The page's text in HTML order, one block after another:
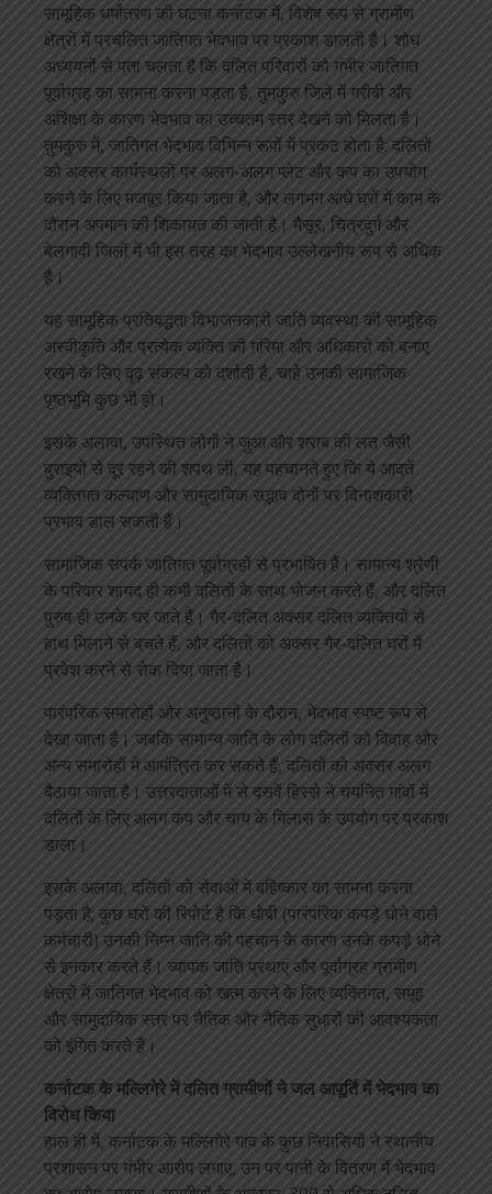
सामूहिक धर्मांतरण की घटना कर्नाटक में, विशेष रूप से ग्रामीण
क्षेत्रों में प्रचलित जातिगत भेदभाव पर प्रकाश डालती है। शोध
अध्ययनों से पता चलता है कि दलित परिवारों को गंभीर जातिगत
पूर्वाग्रह का सामना करना पड़ता है, तुमकुरु जिले में गरीबी और
अशिक्षा के कारण भेदभाव का उच्चतम स्तर देखने को मिलता है।
तुमकुरु में, जातिगत भेदभाव विभिन्न रूपों में प्रकट होता है: दलितों
को अक्सर कार्यस्थलों पर अलग-अलग प्लेट और कप का उपयोग
करने के लिए मजबूर किया जाता है, और लगभग आधे घरों में काम के
दौरान अपमान की शिकायत की जाती है। मैसूर, चित्रदुर्ग और
बेलगावी जिलों में भी इस तरह का भेदभाव उल्लेखनीय रूप से अधिक
है।
यह सामूहिक प्रतिबद्धता विभाजनकारी जाति व्यवस्था की सामूहिक
अस्वीकृति और प्रत्येक व्यक्ति की गरिमा और अधिकारों को बनाए
रखने के लिए दृढ़ संकल्प को दर्शाती है, चाहे उनकी सामाजिक
पृष्ठभूमि कुछ भी हो।
इसके अलावा, उपस्थित लोगों ने जुआ और शराब की लत जैसी
बुराइयों से दूर रहने की शपथ ली, यह पहचानते हुए कि ये आदतें
व्यक्तिगत कल्याण और सामुदायिक सद्भाव दोनों पर विनाशकारी
प्रभाव डाल सकती हैं।
सामाजिक संपर्क जातिगत पूर्वाग्रहों से प्रभावित हैं। सामान्य श्रेणी
के परिवार शायद ही कभी दलितों के साथ भोजन करते हैं, और दलित
पुरुष ही उनके घर जाते हैं। गैर-दलित अक्सर दलित व्यक्तियों से
हाथ मिलाने से बचते हैं, और दलितों को अक्सर गैर-दलित घरों में
प्रवेश करने से रोक दिया जाता है।
पारंपरिक समारोहों और अनुष्ठानों के दौरान, भेदभाव स्पष्ट रूप से
देखा जाता है। जबकि सामान्य जाति के लोग दलितों को विवाह और
अन्य समारोहों में आमंत्रित कर सकते हैं, दलितों को अक्सर अलग
बैठाया जाता है। उत्तरदाताओं में से दसवें हिस्से ने चयनित गांवों में
दलितों के लिए अलग कप और चाय के गिलास के उपयोग पर प्रकाश
डाला।
इसके अलावा, दलितों को सेवाओं में बहिष्कार का सामना करना
पड़ता है; कुछ घरों की रिपोर्ट है कि धोबी (पारंपरिक कपड़े धोने वाले
कर्मचारी) उनकी निम्न जाति की पहचान के कारण उनके कपड़े धोने
से इनकार करते हैं। व्यापक जाति प्रथाएं और पूर्वाग्रह ग्रामीण
क्षेत्रों में जातिगत भेदभाव को खत्म करने के लिए व्यक्तिगत, समूह
और सामुदायिक स्तर पर नैतिक और नैतिक सुधारों की आवश्यकता
को इंगित करते हैं।
कर्नाटक के मल्लिगेरे में दलित ग्रामीणों ने जल आपूर्ति में भेदभाव का
विरोध किया
हाल ही में, कर्नाटक के मल्लिगेरे गांव के कुछ निवासियों ने स्थानीय
प्रशासन पर गंभीर आरोप लगाए, उन पर पानी के वितरण में भेदभाव